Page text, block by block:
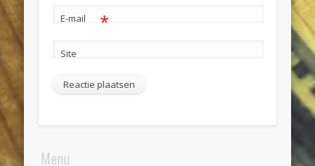
E-mail *
Site
Menu